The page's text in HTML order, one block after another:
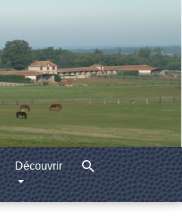
Découvrir search